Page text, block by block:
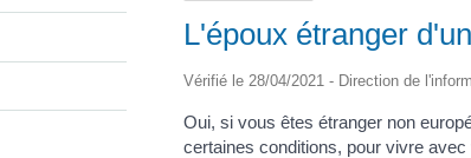
L'époux étranger
Vérifié le 28/04/2021 - Direction de
Oui, si vous êtes étranger non
certaines conditions, pour vivre